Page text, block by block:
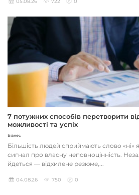
7 потужних способів перетворити
можливості та успіх
Бізнес
Більшість людей сприймають слово «ні»
сигнал про власну неповноцінність.
йдеться — відхилене резюме,...
04.08.26 750 0